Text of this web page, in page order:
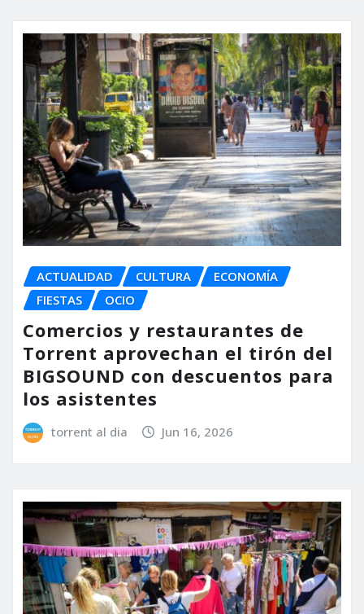
ACTUALIDAD CULTURA
ECONOMÍA
FIESTAS
OCIO
Comercios y restaurantes de
Torrent aprovechan el tirón del
BIGSOUND con descuentos para
los asistentes
torrent al dia Jun 16, 2026